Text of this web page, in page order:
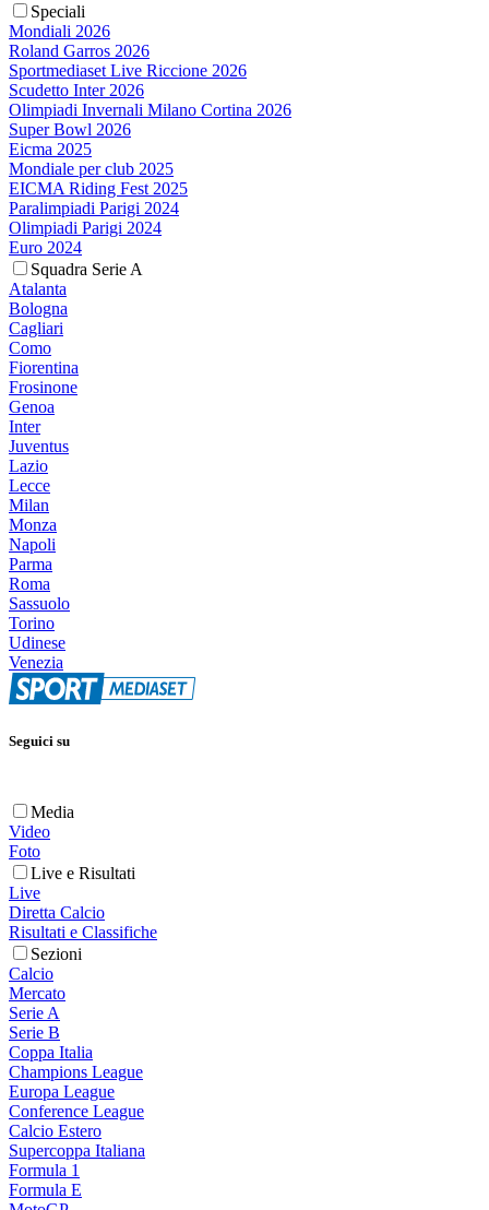
Speciali
Mondiali 2026
Roland Garros 2026
Sportmediaset Live Riccione 2026
Scudetto Inter 2026
Olimpiadi Invernali Milano Cortina 2026
Super Bowl 2026
Eicma 2025
Mondiale per club 2025
EICMA Riding Fest 2025
Paralimpiadi Parigi 2024
Olimpiadi Parigi 2024
Euro 2024
Squadra Serie A
Atalanta
Bologna
Cagliari
Como
Fiorentina
Frosinone
Genoa
Inter
Juventus
Lazio
Lecce
Milan
Monza
Napoli
Parma
Roma
Sassuolo
Torino
Udinese
Venezia
Seguici su
Media
Video
Foto
Live e Risultati
Live
Diretta Calcio
Risultati e Classifiche
Sezioni
Calcio
Mercato
Serie A
Serie B
Coppa Italia
Champions League
Europa League
Conference League
Calcio Estero
Supercoppa Italiana
Formula 1
Formula E